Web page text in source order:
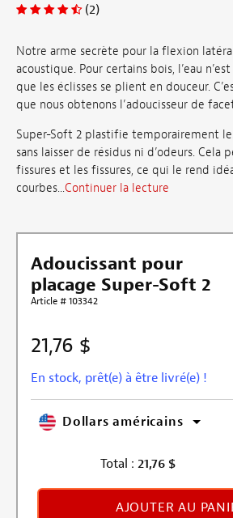
(2)
Notre arme secrète pour la flexion
acoustique. Pour certains bois, l’eau
que les éclisses se plient en douceur.
que nous obtenons l’adoucisseur de
Super-Soft 2 plastifie temporairement
sans laisser de résidus ni d’odeurs. Cela
fissures et les fissures, ce qui le rend
courbes...Continuer la lecture
Adoucissant pour
placage Super-Soft 2
Article # 103342
21,76 $
En stock, prêt(e) à être livré(e) !
Dollars américains
Total : 21,76 $
AJOUTER AU